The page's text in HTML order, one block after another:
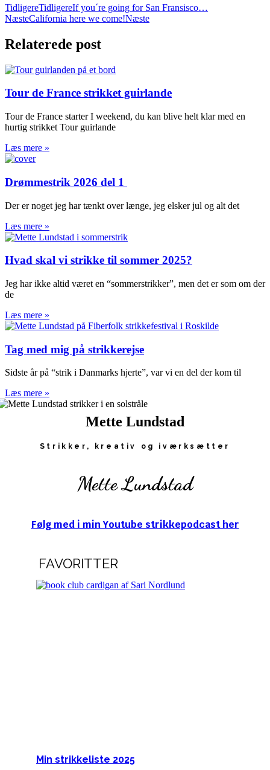
TidligereTidligereIf you´re going for San Fransisco…
NæsteCalifornia here we come!Næste
Relaterede post
Tour de France strikket guirlande
Tour de France starter I weekend, du kan blive helt klar med en
hurtig strikket Tour guirlande
Læs mere »
Drømmestrik 2026 del 1
Der er noget jeg har tænkt over længe, jeg elsker jul og alt det
Læs mere »
Hvad skal vi strikke til sommer 2025?
Jeg har ikke altid været en “sommerstrikker”, men det er som om der
de
Læs mere »
Tag med mig på strikkerejse
Sidste år på “strik i Danmarks hjerte”, var vi en del der kom til
Læs mere »
Mette Lundstad
Strikker, kreativ og iværksætter
Mette Lundstad
Følg med i min Youtube strikkepodcast her
FAVORITTER
Min strikkeliste 2025